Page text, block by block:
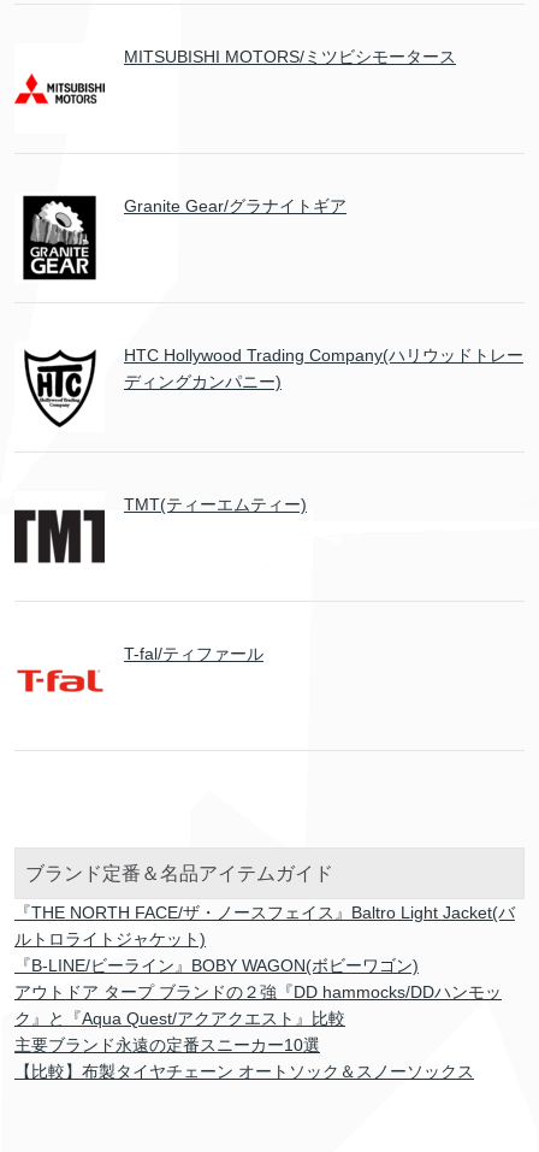
MITSUBISHI MOTORS/ミツビシモータース
Granite Gear/グラナイトギア
HTC Hollywood Trading Company(ハリウッドトレー
ディングカンパニー)
TMT(ティーエムティー)
T-fal/ティファール
ブランド定番＆名品アイテムガイド
『THE NORTH FACE/ザ・ノースフェイス』Baltro Light Jacket(バ
ルトロライトジャケット)
『B-LINE/ビーライン』BOBY WAGON(ボビーワゴン)
アウトドア タープ ブランドの２強『DD hammocks/DDハンモッ
ク』と『Aqua Quest/アクアクエスト』比較
主要ブランド永遠の定番スニーカー10選
【比較】布製タイヤチェーン オートソック＆スノーソックス